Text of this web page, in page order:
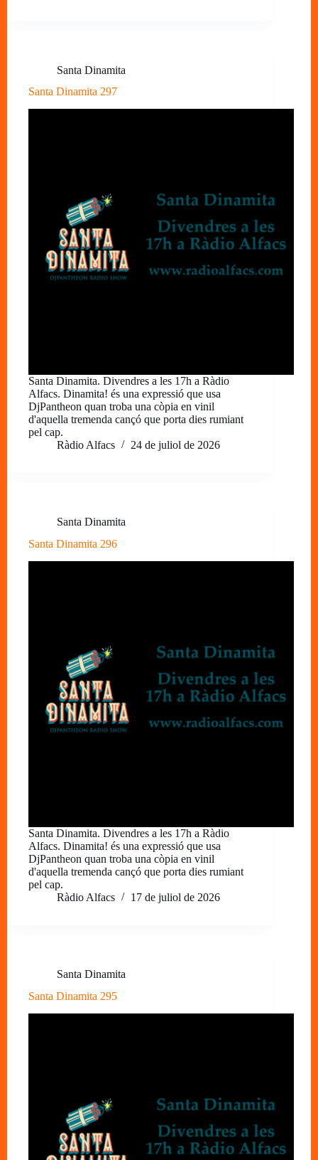
Santa Dinamita
Santa Dinamita 297
Santa Dinamita. Divendres a les 17h a Ràdio
Alfacs. Dinamita! és una expressió que usa
DjPantheon quan troba una còpia en vinil
d'aquella tremenda cançó que porta dies rumiant
pel cap.
Ràdio Alfacs
24 de juliol de 2026
Santa Dinamita
Santa Dinamita 296
Santa Dinamita. Divendres a les 17h a Ràdio
Alfacs. Dinamita! és una expressió que usa
DjPantheon quan troba una còpia en vinil
d'aquella tremenda cançó que porta dies rumiant
pel cap.
Ràdio Alfacs
17 de juliol de 2026
Santa Dinamita
Santa Dinamita 295